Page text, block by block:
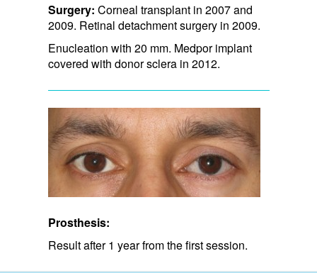
Surgery: Corneal transplant in 2007 and
2009. Retinal detachment surgery in 2009.
Enucleation with 20 mm. Medpor implant
covered with donor sclera in 2012.
Prosthesis:
Result after 1 year from the first session.